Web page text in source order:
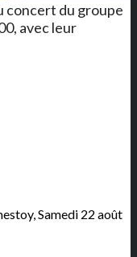
concert du groupe
avec leur
Samedi 22 août